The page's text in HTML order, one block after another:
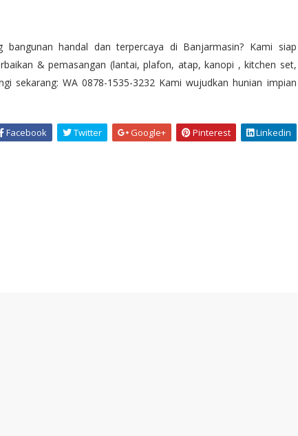
bangunan handal dan terpercaya di Banjarmasin? Kami siap
& pemasangan (lantai, plafon, atap, kanopi , kitchen set,
sekarang: WA 0878-1535-3232 Kami wujudkan hunian impian
Facebook Twitter Google+ Pinterest Linkedin